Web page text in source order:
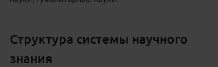
Структура системы научного
знания